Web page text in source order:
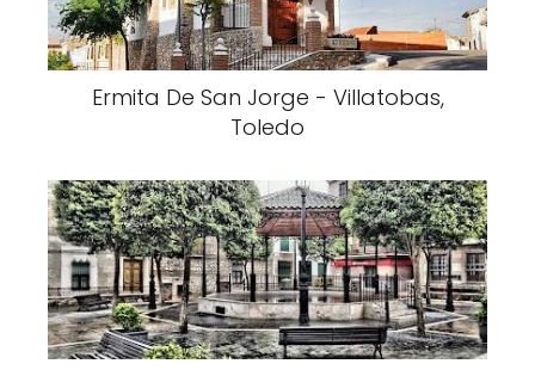
Ermita De San Jorge - Villatobas,
Toledo